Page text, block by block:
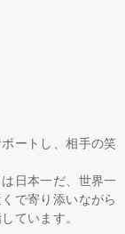
ートし、相手の笑
日本一だ、世界一
で寄り添いながら
ています。